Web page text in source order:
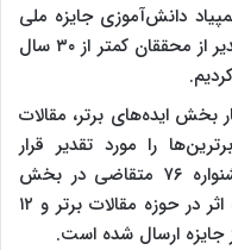
دانش‌آموزی جایزه ملی
سلول‌های بنیادی را برای شناسایی و تقدیر از محققان کمتر از ۳۰ سال
بخش ایده‌های برتر، مقالات
را مورد تقدیر قرار
می‌دهد، اظهار کرد: در این دوره از جشنواره ۷۶ متقاضی در بخش
ایده‌های برتر حضور دارند، همچنین ۵۶ اثر در حوزه مقالات برتر و ۱۲
جایزه ارسال شده است.